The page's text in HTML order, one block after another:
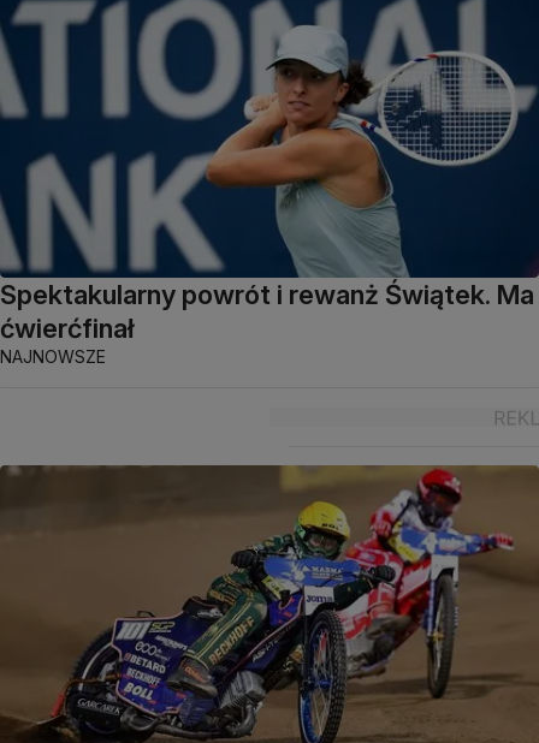
Spektakularny powrót i rewanż Świątek. Ma
ćwierćfinał
NAJNOWSZE